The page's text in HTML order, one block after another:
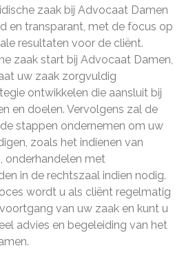
zaak bij Advocaat Damen
en transparant, met de focus op
resultaten voor de cliënt.
zaak start bij Advocaat Damen,
uw zaak zorgvuldig
ontwikkelen die aansluit bij
en doelen. Vervolgens zal de
stappen ondernemen om uw
zoals het indienen van
onderhandelen met
in de rechtszaal indien nodig.
wordt u als cliënt regelmatig
van uw zaak en kunt u
advies en begeleiding van het